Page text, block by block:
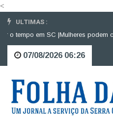
<
ULTIMAS :
em SC | Mulheres podem
07/08/2026 06:26